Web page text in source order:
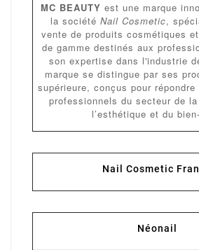
MC BEAUTY est une marque
la société Nail Cosmetic,
vente de produits cosmétiques
de gamme destinés aux
son expertise dans l'industrie
marque se distingue par ses
supérieure, conçus pour
professionnels du secteur de
l’esthétique et du
Nail Cosmetic
Néonail